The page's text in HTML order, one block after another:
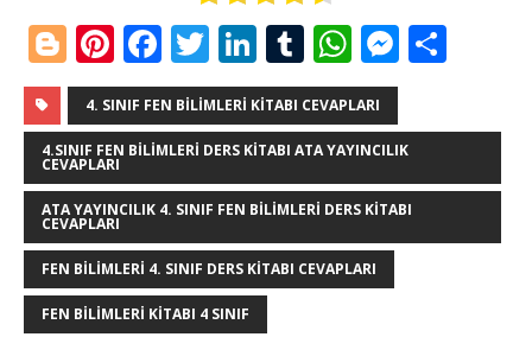
Bl
o
g
g
e
r
Pi
n
te
r
e
st
F
a
c
e
b
o
o
k
T
w
it
te
r
Li
n
k
e
dI
n
T
u
m
bl
r
W
h
at
s
A
p
p
M
ss
e
n
g
ar
4. SINIF FEN BILIMLERI KITABI CEVAPLARI
4.SINIF FEN BILIMLERI DERS KITABI ATA YAYINCILIK
CEVAPLARI
ATA YAYINCILIK 4. SINIF FEN BILIMLERI DERS KITABI
CEVAPLARI
FEN BILIMLERI 4. SINIF DERS KITABI CEVAPLARI
FEN BILIMLERI KITABI 4 SINIF